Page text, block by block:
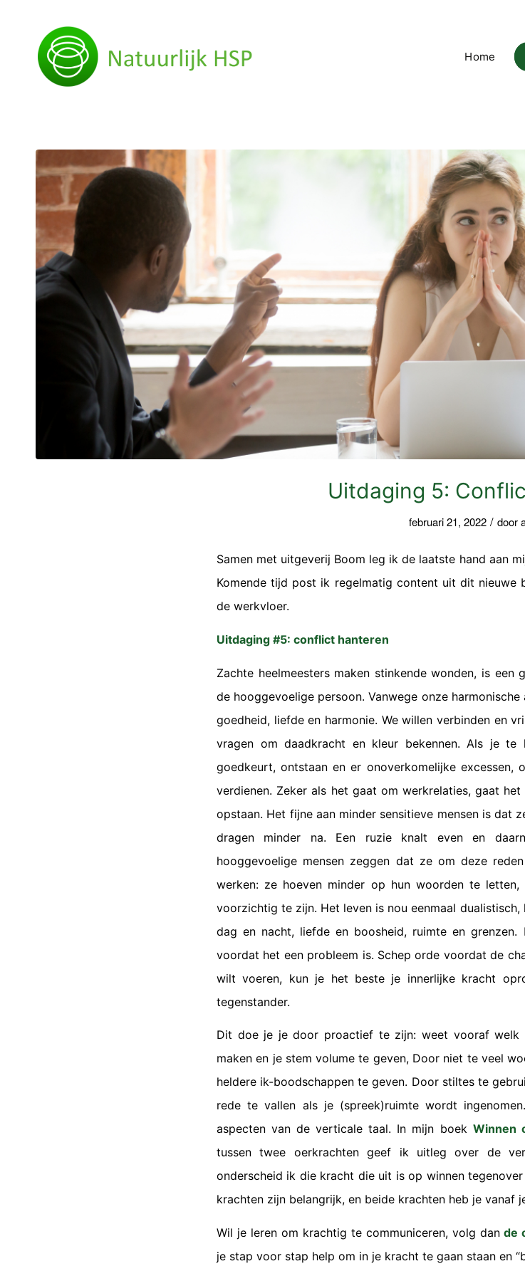
Home
Uitdaging 5:
februari 21, 2022 / door
Samen met uitgeverij Boom leg ik de laatste hand aan
Komende tijd post ik regelmatig content uit dit nieuwe
de werkvloer.
Uitdaging #5: conflict hanteren
Zachte heelmeesters maken stinkende wonden, is
de hooggevoelige persoon. Vanwege onze
goedheid, liefde en harmonie. We willen verbinden en
vragen om daadkracht en kleur bekennen. Als je
goedkeurt, ontstaan en er onoverkomelijke excessen,
verdienen. Zeker als het gaat om werkrelaties, gaat
opstaan. Het fijne aan minder sensitieve mensen is dat
dragen minder na. Een ruzie knalt even en
hooggevoelige mensen zeggen dat ze om deze
werken: ze hoeven minder op hun woorden te
voorzichtig te zijn. Het leven is nou eenmaal
dag en nacht, liefde en boosheid, ruimte en
voordat het een probleem is. Schep orde voordat de
wilt voeren, kun je het beste je innerlijke kracht
tegenstander.
Dit doe je je door proactief te zijn: weet vooraf
maken en je stem volume te geven, Door niet te veel
heldere ik-boodschappen te geven. Door stiltes te
rede te vallen als je (spreek)ruimte wordt
aspecten van de verticale taal. In mijn boek Winnen
tussen twee oerkrachten geef ik uitleg over de
onderscheid ik die kracht die uit is op winnen
krachten zijn belangrijk, en beide krachten heb je vanaf
Wil je leren om krachtig te communiceren, volg dande
je stap voor stap help om in je kracht te gaan staan en